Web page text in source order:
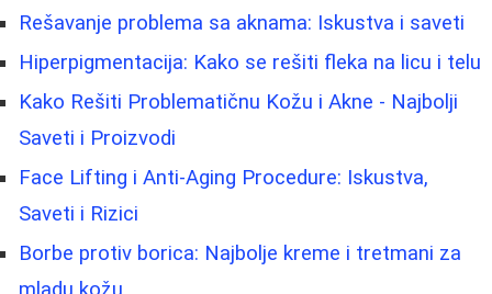
Rešavanje problema sa aknama: Iskustva i saveti
Hiperpigmentacija: Kako se rešiti fleka na licu i telu
Kako Rešiti Problematičnu Kožu i Akne - Najbolji
Saveti i Proizvodi
Face Lifting i Anti-Aging Procedure: Iskustva,
Saveti i Rizici
Borbe protiv borica: Najbolje kreme i tretmani za